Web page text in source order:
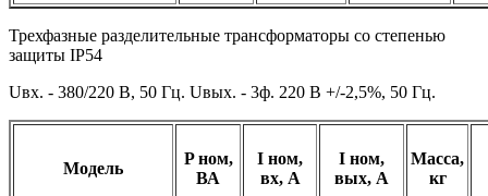
Трехфазные разделительные трансформаторы со степенью
защиты IP54
Uвх. - 380/220 В, 50 Гц. Uвых. - 3ф. 220 В +/-2,5%, 50 Гц.
Модель
P ном,
ВА
I ном,
вх, A
I ном,
вых, A
Масса,
кг